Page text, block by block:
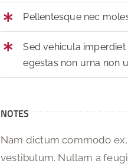
Pellentesque nec
Sed vehicula
egestas non urna non
NOTES
Nam dictum commodo
vestibulum. Nullam a